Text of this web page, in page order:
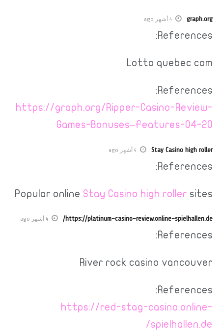
graph.org 4 أشهر ago
References:
Lotto quebec com
References:
https://graph.org/Ripper-Casino-Review-
Games-Bonuses–Features-04-20
Stay Casino high roller 4 أشهر ago
References:
Popular online Stay Casino high roller sites
https://platinum-casino-review.online-spielhallen.de/ 4 أشهر ago
References:
River rock casino vancouver
References:
https://red-stag-casino.online-
spielhallen.de/